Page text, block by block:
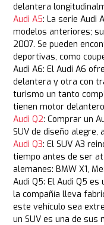
delantera
Audi A5: La serie Audi
modelos anteriores;
2007. Se pueden
deportivas, como
Audi A6: El Audi A6
delantera y otra con
turismo un tanto
tienen motor
Audi Q2: Comprar un
SUV de diseño alegre,
Audi Q3: El SUV A3
tiempo antes de ser
alemanes: BMW X1,
Audi Q5: El Audi Q5
la compañía lleva
este vehículo sea
un SUV es una de sus